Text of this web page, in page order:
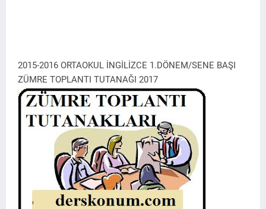
2015-2016 ORTAOKUL İNGİLİZCE 1.DÖNEM/SENE BAŞI
ZÜMRE TOPLANTI TUTANAĞI 2017